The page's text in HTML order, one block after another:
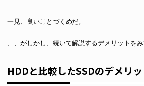
一見、良いことづくめだ。
、、がしかし、続いて解説するデメリットをみ
HDDと比較したSSDのデメリッ